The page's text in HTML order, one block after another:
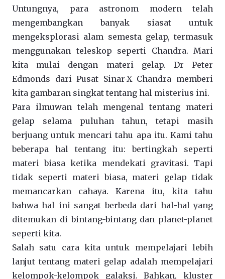
Untungnya, para astronom modern telah
mengembangkan banyak siasat untuk
mengeksplorasi alam semesta gelap, termasuk
menggunakan teleskop seperti Chandra. Mari
kita mulai dengan materi gelap. Dr Peter
Edmonds dari Pusat Sinar-X Chandra memberi
kita gambaran singkat tentang hal misterius ini.
Para ilmuwan telah mengenal tentang materi
gelap selama puluhan tahun, tetapi masih
berjuang untuk mencari tahu apa itu. Kami tahu
beberapa hal tentang itu: bertingkah seperti
materi biasa ketika mendekati gravitasi. Tapi
tidak seperti materi biasa, materi gelap tidak
memancarkan cahaya. Karena itu, kita tahu
bahwa hal ini sangat berbeda dari hal-hal yang
ditemukan di bintang-bintang dan planet-planet
seperti kita.
Salah satu cara kita untuk mempelajari lebih
lanjut tentang materi gelap adalah mempelajari
kelompok-kelompok galaksi. Bahkan, kluster